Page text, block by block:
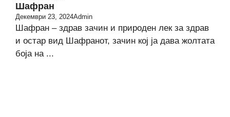
Шафран
Декември 23, 2024Admin
Шафран – здрав зачин и природен лек за здрав
и остар вид Шафранот, зачин кој ја дава жолтата
боја на ...